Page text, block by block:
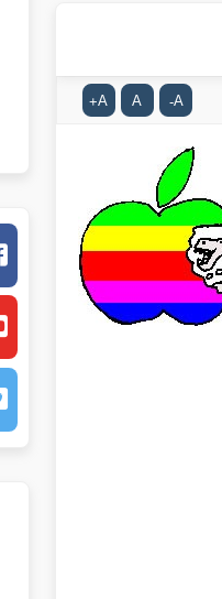
A
-
A
A
+